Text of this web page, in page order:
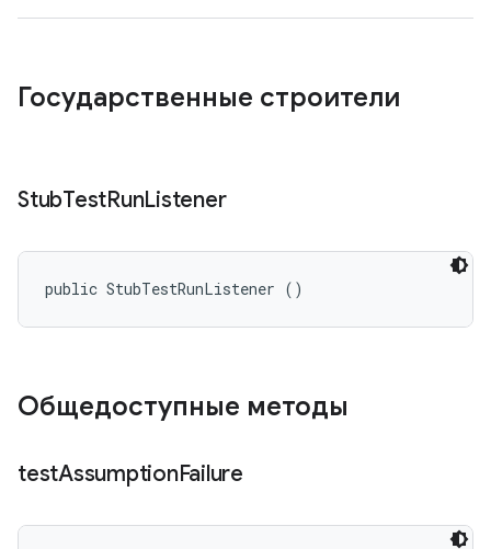
Государственные строители
StubTestRunListener
public StubTestRunListener ()
Общедоступные методы
testAssumptionFailure